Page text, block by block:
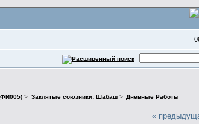
> Заклятые союзники: Шабаш> Дневные Работы
«